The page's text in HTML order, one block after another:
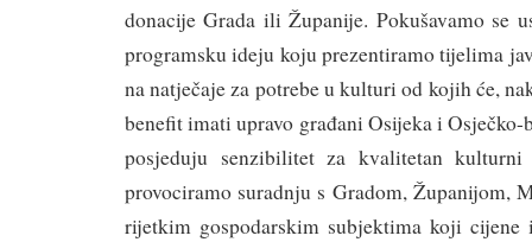
donacije Grada ili Županije. Pokušavamo se
programsku ideju koju prezentiramo tijelima
na natječaje za potrebe u kulturi od kojih će,
benefit imati upravo građani Osijeka i
posjeduju senzibilitet za kvalitetan kulturni
provociramo suradnju s Gradom, Županijom,
rijetkim gospodarskim subjektima koji cijene